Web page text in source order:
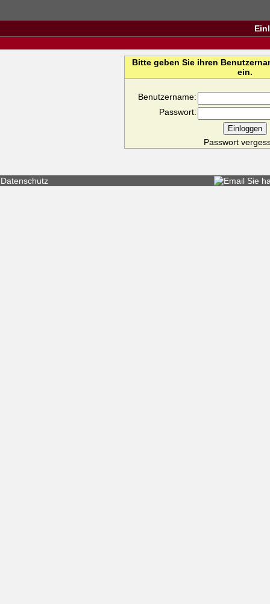
Bitte geben Sie ihren
ein.
Benutzername:
Passwort:
Passwort
Datenschutz Sie